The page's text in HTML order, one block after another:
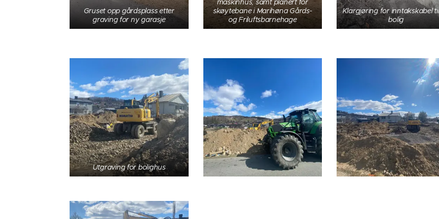
Gruset opp gårdsplass etter
graving for ny garasje
skøytebane i Marihøna Gårds-
og Friluftsbarnehage
Klargjøring for inntakskabel
bolig
Utgraving for bolighus